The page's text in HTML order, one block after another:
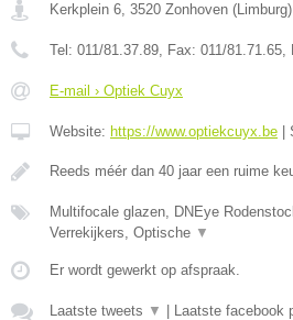
Kerkplein 6, 3520 Zonhoven (Limburg)
Tel: 011/81.37.89, Fax: 011/81.71.65,
E-mail › Optiek Cuyx
Website: https://www.optiekcuyx.be
Reeds méér dan 40 jaar een ruime
Multifocale glazen, DNEye
Verrekijkers, Optische ▼
Er wordt gewerkt op afspraak.
Laatste tweets ▼ Laatste facebook